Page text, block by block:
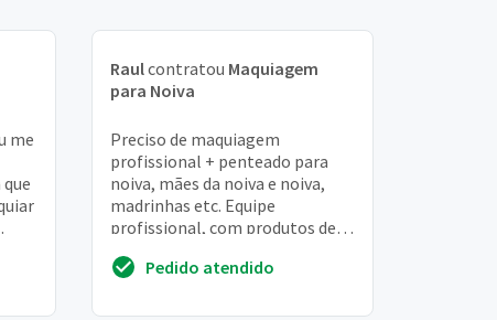
me
Raulcontratou Maquiagem
para Noiva
Preciso de maquiagem
profissional + penteado para
noiva, mães da noiva e noiva,
madrinhas etc. Equipe
profissional, com produtos de
de hobbies para a noiva, ...
Pedido atendido